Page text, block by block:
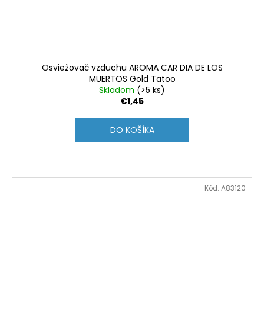
Osviežovač vzduchu AROMA CAR DIA DE LOS
MUERTOS Gold Tatoo
Skladom (>5 ks)
€1,45
DO KOŠÍKA
Kód: A83120